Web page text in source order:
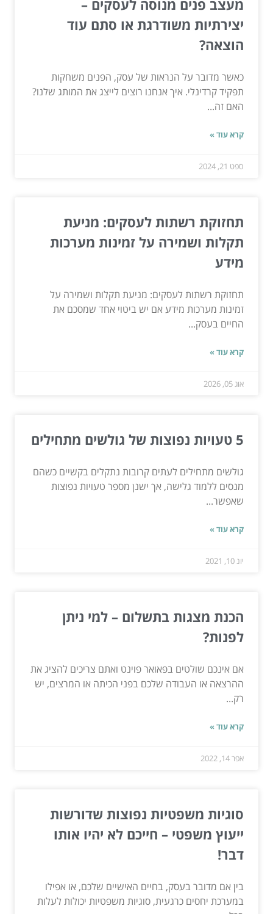
מעצב פנים מנוסה לעסקים –
יצירתיות משודרגת או סתם עוד
הוצאה?
כאשר מדובר על הנראות של עסק, הפנים משחקות
תפקיד קרדינלי. איך אנחנו רוצים לייצג את המותג שלנו?
האם זה...
קרא עוד »
ספט 21, 2024
תחזוקת רשתות לעסקים: מניעת
תקלות ושמירה על זמינות מערכות
מידע
תחזוקת רשתות לעסקים: מניעת תקלות ושמירה על
זמינות מערכות מידע אם יש ביטוי אחד שמסכם את
החיים בעסק...
קרא עוד »
אוג 05, 2026
5 טעויות נפוצות של גולשים מתחילים
גולשים מתחילים לעתים קרובות נתקלים בקשיים כשהם
מנסים ללמוד גלישה, אך ישנן מספר טעויות נפוצות
שאפשר...
קרא עוד »
יונ 10, 2021
הכנת מצגות בתשלום – למי ניתן
לפנות?
אם אינכם שולטים בפאואר פוינט ואתם צריכים להציג את
ההרצאה או העבודה שלכם בפני הכיתה או המרצים, יש
רק...
קרא עוד »
אפר 14, 2022
סוגיות משפטיות נפוצות שדורשות
ייעוץ משפטי – חייכם לא יהיו אותו
דבר!
בין אם מדובר בעסק, בחיים האישיים שלכם, או אפילו
במערכת יחסים כרגעית, סוגיות משפטיות יכולות לעלות